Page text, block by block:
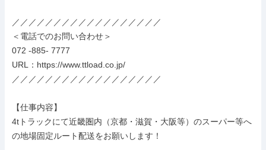
／／／／／／／／／／／／／／／／／／
＜電話でのお問い合わせ＞
072 ‐885‐ 7777
URL：https://www.ttload.co.jp/
／／／／／／／／／／／／／／／／／／
【仕事内容】
4tトラックにて近畿圏内（京都・滋賀・大阪等）のスーパー等へ
の地場固定ルート配送をお願いします！